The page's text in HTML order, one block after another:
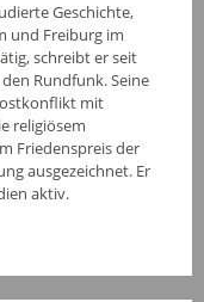
Geschichte,
und Freiburg im
schreibt er seit
Rundfunk. Seine
mit
religiösem
Friedenspreis der
ausgezeichnet. Er
aktiv.